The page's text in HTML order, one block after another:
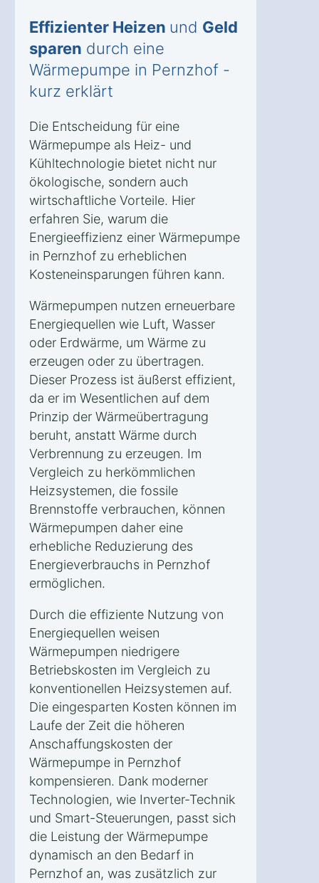
Effizienter Heizen und Geld
sparen durch eine
Wärmepumpe in Pernzhof -
kurz erklärt
Die Entscheidung für eine
Wärmepumpe als Heiz- und
Kühltechnologie bietet nicht nur
ökologische, sondern auch
wirtschaftliche Vorteile. Hier
erfahren Sie, warum die
Energieeffizienz einer Wärmepumpe
in Pernzhof zu erheblichen
Kosteneinsparungen führen kann.
Wärmepumpen nutzen erneuerbare
Energiequellen wie Luft, Wasser
oder Erdwärme, um Wärme zu
erzeugen oder zu übertragen.
Dieser Prozess ist äußerst effizient,
da er im Wesentlichen auf dem
Prinzip der Wärmeübertragung
beruht, anstatt Wärme durch
Verbrennung zu erzeugen. Im
Vergleich zu herkömmlichen
Heizsystemen, die fossile
Brennstoffe verbrauchen, können
Wärmepumpen daher eine
erhebliche Reduzierung des
Energieverbrauchs in Pernzhof
ermöglichen.
Durch die effiziente Nutzung von
Energiequellen weisen
Wärmepumpen niedrigere
Betriebskosten im Vergleich zu
konventionellen Heizsystemen auf.
Die eingesparten Kosten können im
Laufe der Zeit die höheren
Anschaffungskosten der
Wärmepumpe in Pernzhof
kompensieren. Dank moderner
Technologien, wie Inverter-Technik
und Smart-Steuerungen, passt sich
die Leistung der Wärmepumpe
dynamisch an den Bedarf in
Pernzhof an, was zusätzlich zur